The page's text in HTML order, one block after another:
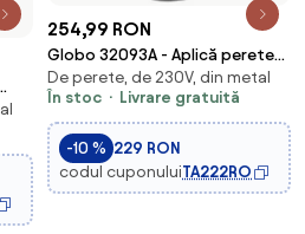
254,99 RON
Globo 32093A - Aplică perete
exterior SALLA 1xE27/60W/230V
IP44
De perete, de 230V, din metal
În stoc
Livrare gratuită
-10 % 229 RON
codul cuponuluiTA222RO